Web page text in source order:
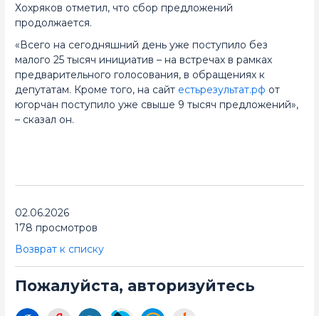
Хохряков отметил, что сбор предложений
продолжается.
«Всего на сегодняшний день уже поступило без
малого 25 тысяч инициатив – на встречах в рамках
предварительного голосования, в обращениях к
депутатам. Кроме того, на сайт естьрезультат.рф от
югорчан поступило уже свыше 9 тысяч предложений»,
– сказал он.
02.06.2026
178 просмотров
Возврат к списку
Пожалуйста, авторизуйтесь